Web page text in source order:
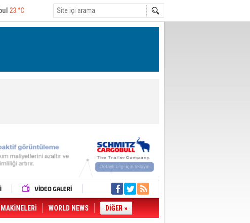
20 °C
WORLD NEWS DİĞER »